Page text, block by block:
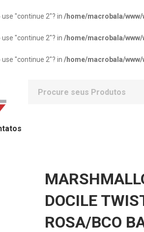
"continue 2"? in /home/macrobala/
"continue 2"? in /home/macrobala/
"continue 2"? in /home/macrobala/
DOCILE
ROSA/BCO